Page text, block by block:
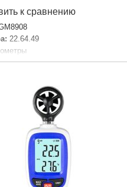
к сравнению
22.64.49
Встроенный
температуры: -10~45 ℃
скорости: 0.1 - 30 м/с
± 5%
105x58x20 мм
упаковки: 320x240x80 мм
Подробнее...